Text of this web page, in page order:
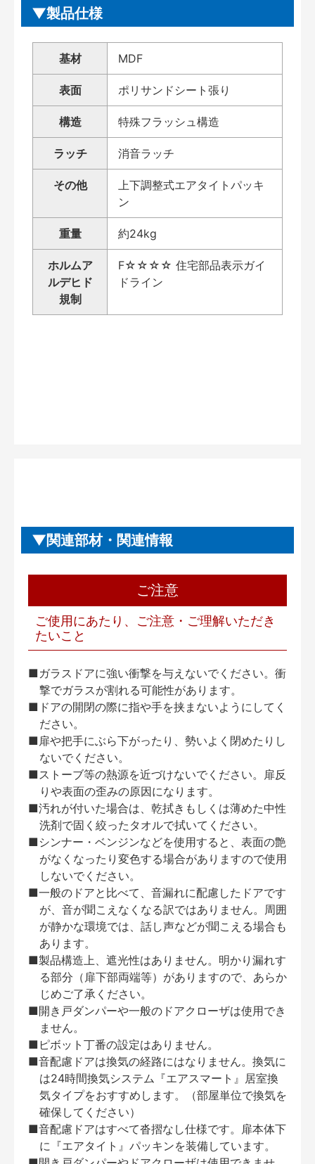
製品仕様
基材 MDF
表面 ポリサンドシート張り
構造 特殊フラッシュ構造
ラッチ 消音ラッチ
その他
上下調整式エアタイトパッキ
ン
重量 約24kg
ホルムア
ルデヒド
規制
F☆☆☆☆ 住宅部品表示ガイ
ドライン
関連部材・関連情報
ご注意
ご使用にあたり、ご注意・ご理解いただき
たいこと
■ガラスドアに強い衝撃を与えないでください。衝
撃でガラスが割れる可能性があります。
■ドアの開閉の際に指や手を挟まないようにしてく
ださい。
■扉や把手にぶら下がったり、勢いよく閉めたりし
ないでください。
■ストーブ等の熱源を近づけないでください。扉反
りや表面の歪みの原因になります。
■汚れが付いた場合は、乾拭きもしくは薄めた中性
洗剤で固く絞ったタオルで拭いてください。
■シンナー・ベンジンなどを使用すると、表面の艶
がなくなったり変色する場合がありますので使用
しないでください。
■一般のドアと比べて、音漏れに配慮したドアです
が、音が聞こえなくなる訳ではありません。周囲
が静かな環境では、話し声などが聞こえる場合も
あります。
■製品構造上、遮光性はありません。明かり漏れす
る部分（扉下部両端等）がありますので、あらか
じめご了承ください。
■開き戸ダンパーや一般のドアクローザは使用でき
ません。
■ピボット丁番の設定はありません。
■音配慮ドアは換気の経路にはなりません。換気に
は24時間換気システム『エアスマート』居室換
気タイプをおすすめします。（部屋単位で換気を
確保してください）
■音配慮ドアはすべて沓摺なし仕様です。扉本体下
に『エアタイト』パッキンを装備しています。